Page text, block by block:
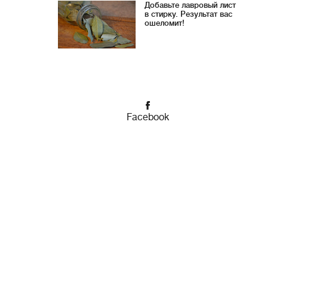
Добавьте лавровый лист
в стирку. Результат вас
ошеломит!
Facebook